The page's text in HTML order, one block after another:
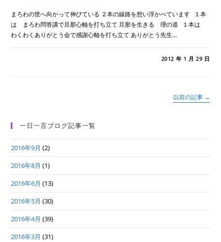
まろわの世へ向かって伸びている ２本の線路を想い浮かべています １本
は まろわ問答講で旦那心軸を打ち立て 旦那を生きる 理の道 １本は
わくわくありがとう会で感謝心軸を打ち立て ありがとう先生…
2012 年 1 月 29 日
以前の記事 →
一日一言ブログ記事一覧
2016年9月 (2)
2016年8月 (1)
2016年6月 (13)
2016年5月 (30)
2016年4月 (39)
2016年3月 (31)